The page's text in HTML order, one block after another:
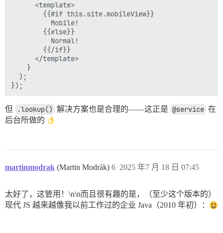
      <template>
        {{#if this.site.mobileView}}
          Mobile!
        {{else}}
          Normal!
        {{/if}}
      </template>
    }
  );
但 .lookup() 解决方案也是合理的——这正是 @service 在
后台所做的
martinmodrak (Martin Modrák) 2025 年7 月 18 日 07:45
6
太好了，这管用！\n\n而且很有趣的是，（至少这个版本的）
现代 JS 越来越像我以前工作过的企业 Java（2010 年初）：